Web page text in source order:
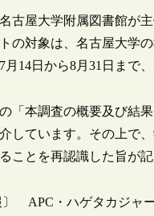
古屋大学附属図書館が
の対象は、名古屋大学
月14日から8月31日まで
「本調査の概要及び結
しています。その上で
ことを再認識した旨が記
APC・ハゲタカジャー